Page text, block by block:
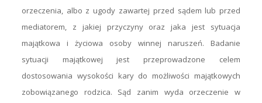
orzeczenia, albo z ugody zawartej przed sądem lub przed
mediatorem, z jakiej przyczyny oraz jaka jest sytuacja
majątkowa i życiowa osoby winnej naruszeń. Badanie
sytuacji majątkowej jest przeprowadzone celem
dostosowania wysokości kary do możliwości majątkowych
zobowiązanego rodzica. Sąd zanim wyda orzeczenie w